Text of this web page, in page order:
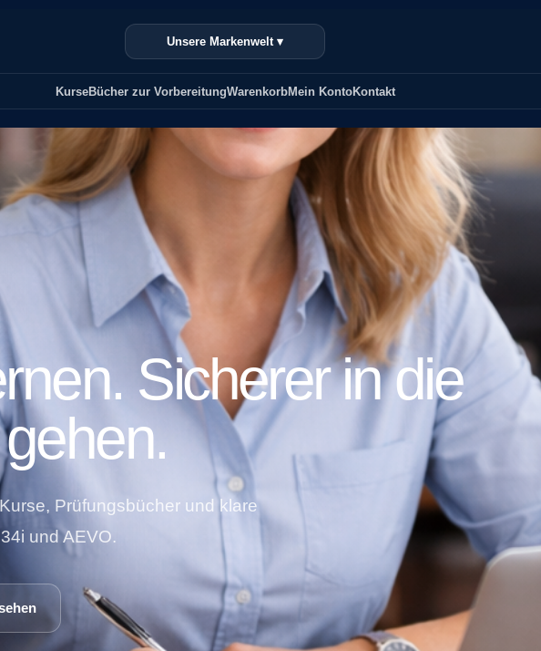
Unsere Markenwelt ▾
KurseBücher zur VorbereitungWarenkorbMein KontoKontakt
Sicherer in die
Prüfungsbücher und klare
und AEVO.